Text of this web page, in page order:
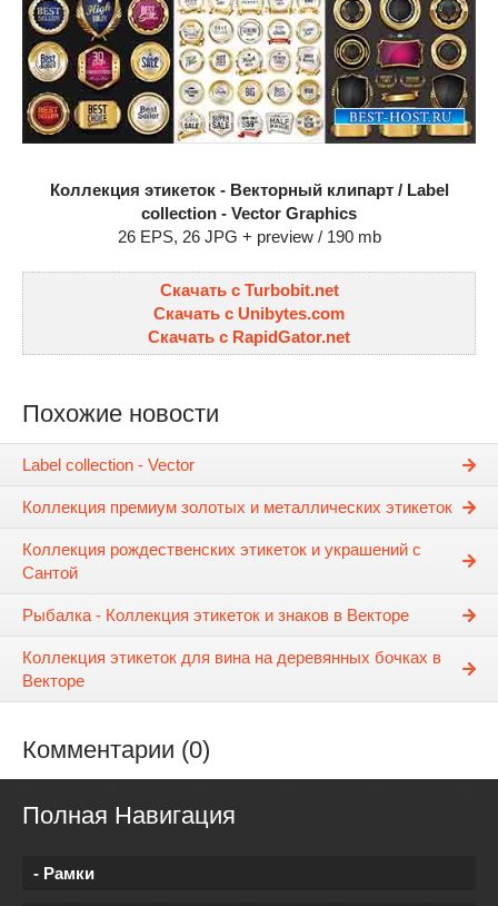
Коллекция этикеток - Векторный клипарт / Label
collection - Vector Graphics
26 EPS, 26 JPG + preview / 190 mb
Скачать с Turbobit.net
Скачать с Unibytes.com
Скачать с RapidGator.net
Похожие новости
Label collection - Vector
Коллекция премиум золотых и металлических этикеток
Коллекция рождественских этикеток и украшений с
Сантой
Рыбалка - Коллекция этикеток и знаков в Векторе
Коллекция этикеток для вина на деревянных бочках в
Векторе
Комментарии (0)
Полная Навигация
- Рамки